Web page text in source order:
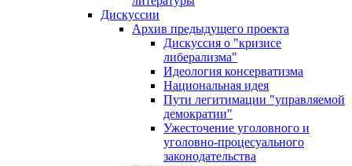
Дискуссии
Архив предыдущего проекта
Дискуссия о "кризисе
либерализма"
Идеология консерватизма
Национальная идея
Пути легитимации "управляемой
демократии"
Ужесточение уголовного и
уголовно-процесуального
законодательства